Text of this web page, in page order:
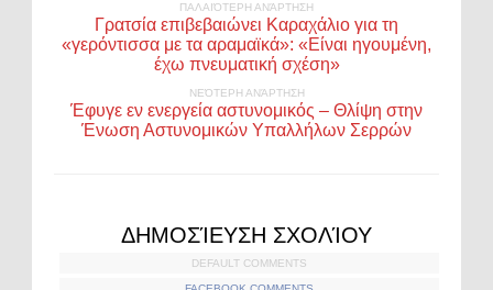
ΠΑΛΑΙΌΤΕΡΗ ΑΝΆΡΤΗΣΗ
Γρατσία επιβεβαιώνει Καραχάλιο για τη
«γερόντισσα με τα αραμαϊκά»: «Είναι ηγουμένη,
έχω πνευματική σχέση»
ΝΕΌΤΕΡΗ ΑΝΆΡΤΗΣΗ
Έφυγε εν ενεργεία αστυνομικός – Θλίψη στην
Ένωση Αστυνομικών Υπαλλήλων Σερρών
ΔΗΜΟΣΊΕΥΣΗ ΣΧΟΛΊΟΥ
DEFAULT COMMENTS